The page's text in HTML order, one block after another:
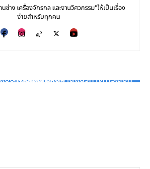
ช่าง เครื่องจักรกล และงานวิศวกรรม"ให้เป็นเรื่อง
ง่ายสำหรับทุกคน
ของกังหันไอน้ำ
บบ การเลือกสายพานแนวทางการเลือก
TECHNOLOGY